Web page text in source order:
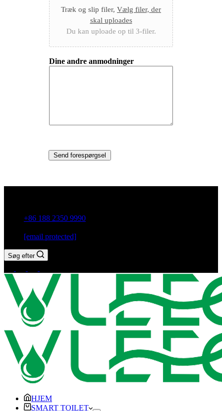
Træk og slip filer, Vælg filer, der
skal uploades
Du kan uploade op til 3-filer.
Dine andre anmodninger
Send forespørgsel
+86 188 2350 9990
[email protected]
Søg efter
HJEM
SMART TOILET